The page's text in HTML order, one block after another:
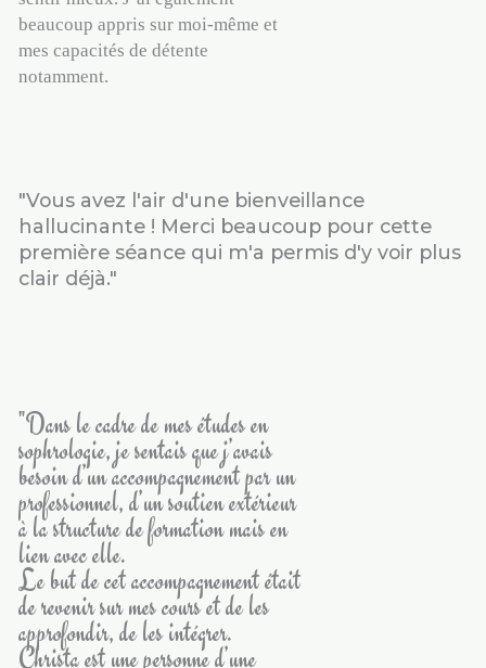
beaucoup appris sur moi-même et
mes capacités de détente
notamment.
"Vous avez l'air d'une bienveillance
hallucinante ! Merci beaucoup pour cette
première séance qui m'a permis d'y voir plus
clair déjà."
"Dans le cadre de mes études en
sophrologie, je sentais que j’avais
besoin d’un accompagnement par un
professionnel, d’un soutien extérieur
à la structure de formation mais en
lien avec elle.
Le but de cet accompagnement était
de revenir sur mes cours et de les
approfondir, de les intégrer.
Christa est une personne d’une